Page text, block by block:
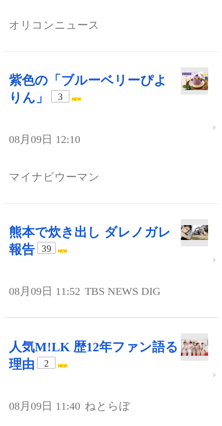
オリコンニュース
紫色の「ブルーベリーぴよ
りん」
3
08月09日 12:10
マイナビウーマン
熊本で炊き出し ダレノガレ
報告
39
08月09日 11:52 TBS NEWS DIG
人気M!LK 歴12年ファン語る
理由
2
08月09日 11:40 ねとらぼ